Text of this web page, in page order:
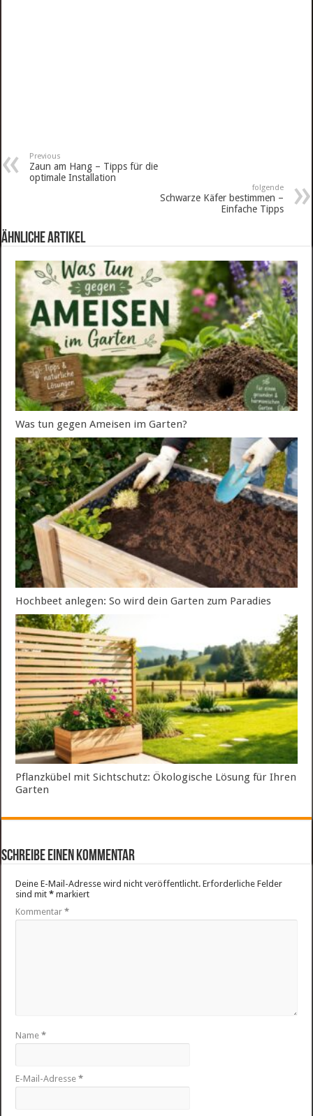
Previous
Zaun am Hang – Tipps für die
optimale Installation
folgende
Schwarze Käfer bestimmen –
Einfache Tipps
ähnliche Artikel
Was tun gegen Ameisen im Garten?
Hochbeet anlegen: So wird dein Garten zum Paradies
Pflanzkübel mit Sichtschutz: Ökologische Lösung für Ihren
Garten
Schreibe einen Kommentar
Deine E-Mail-Adresse wird nicht veröffentlicht. Erforderliche Felder
sind mit* markiert
Kommentar*
Name*
E-Mail-Adresse*